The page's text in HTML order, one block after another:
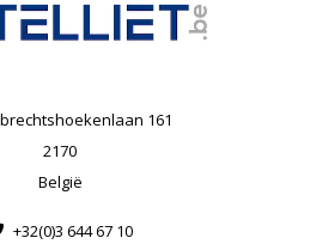
161
2170
België
+32(0)3 644 67 10